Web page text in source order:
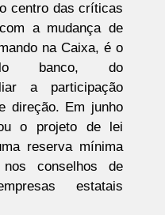
centro das críticas
a mudança de
na Caixa, é o
banco, do
a participação
direção. Em junho
o projeto de lei
reserva mínima
conselhos de
estatais